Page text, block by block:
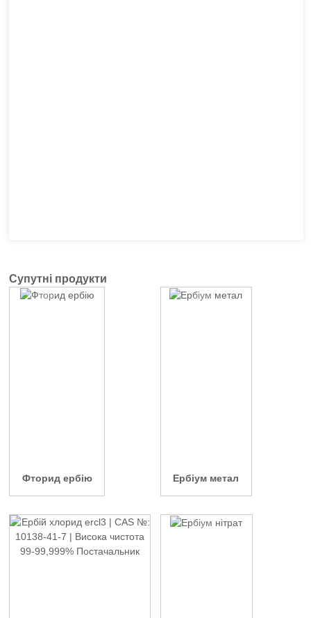
Супутні продукти
Фторид ербію Ербіум метал